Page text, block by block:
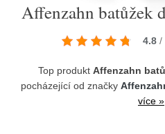
Affenzahn batůžek
4.8 /
Top produkt Affenzahn
pocházející od značky
více »